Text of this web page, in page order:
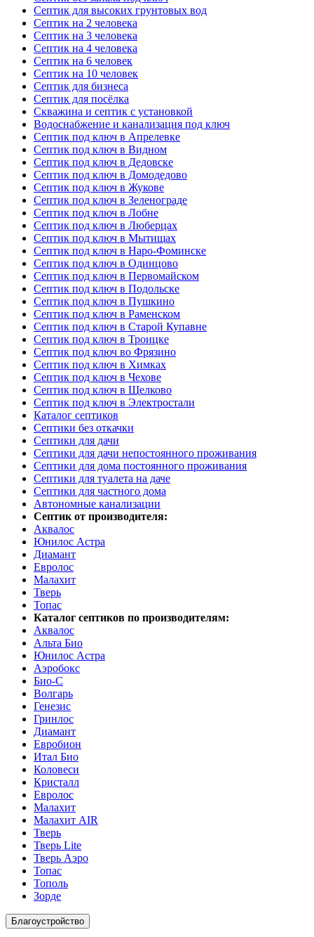
Септик для высоких грунтовых вод
Септик на 2 человека
Септик на 3 человека
Септик на 4 человека
Септик на 6 человек
Септик на 10 человек
Септик для бизнеса
Септик для посёлка
Скважина и септик с установкой
Водоснабжение и канализация под ключ
Септик под ключ в Апрелевке
Септик под ключ в Видном
Септик под ключ в Дедовске
Септик под ключ в Домодедово
Септик под ключ в Жукове
Септик под ключ в Зеленограде
Септик под ключ в Лобне
Септик под ключ в Люберцах
Септик под ключ в Мытищах
Септик под ключ в Наро-Фоминске
Септик под ключ в Одинцово
Септик под ключ в Первомайском
Септик под ключ в Подольске
Септик под ключ в Пушкино
Септик под ключ в Раменском
Септик под ключ в Старой Купавне
Септик под ключ в Троицке
Септик под ключ во Фрязино
Септик под ключ в Химках
Септик под ключ в Чехове
Септик под ключ в Щелково
Септик под ключ в Электростали
Каталог септиков
Септики без откачки
Септики для дачи
Септики для дачи непостоянного проживания
Септики для дома постоянного проживания
Септики для туалета на даче
Септики для частного дома
Автономные канализации
Септик от производителя:
Аквалос
Юнилос Астра
Диамант
Евролос
Малахит
Тверь
Топас
Каталог септиков по производителям:
Аквалос
Альта Био
Юнилос Астра
Аэробокс
Био-С
Волгарь
Генезис
Гринлос
Диамант
Евробион
Итал Био
Коловеси
Кристалл
Евролос
Малахит
Малахит AIR
Тверь
Тверь Lite
Тверь Аэро
Топас
Тополь
Зорде
Благоустройство